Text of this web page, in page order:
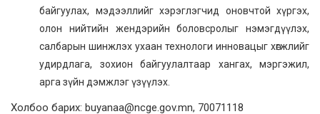
байгуулах, мэдээллийг хэрэглэгчид оновчтой хүргэх,
олон нийтийн жендэрийн боловсролыг нэмэгдүүлэх,
салбарын шинжлэх ухаан технологи инновацыг хөгжлийг
удирдлага, зохион байгуулалтаар хангах, мэргэжил,
арга зүйн дэмжлэг үзүүлэх.
Холбоо барих: buyanaa@ncge.gov.mn, 70071118